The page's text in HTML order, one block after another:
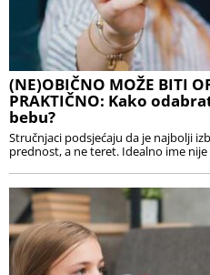
(NE)OBIČNO MOŽE BITI
PRAKTIČNO: Kako
bebu?
Stručnjaci podsjećaju da je najbolji
prednost, a ne teret. Idealno ime